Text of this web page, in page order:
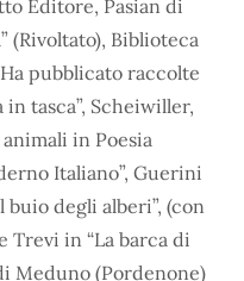
Editore, Pasian di
(Rivoltato), Biblioteca
pubblicato raccolte
in tasca”, Scheiwiller,
in Poesia
Italiano”, Guerini
buio degli alberi”, (con
Trevi in “La barca di
Meduno (Pordenone)